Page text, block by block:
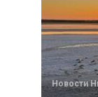
Новости